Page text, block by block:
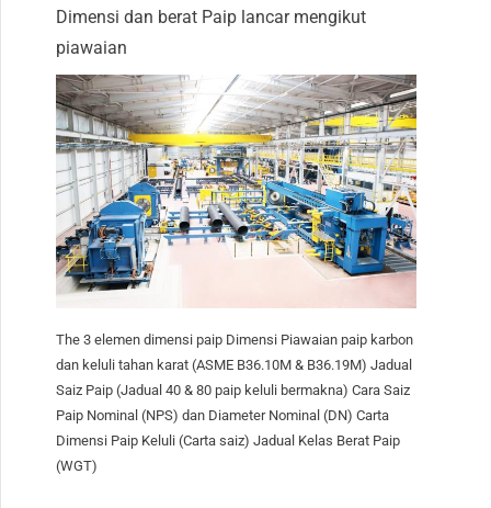
Dimensi dan berat Paip lancar mengikut
piawaian
The 3 elemen dimensi paip Dimensi Piawaian paip karbon
dan keluli tahan karat (ASME B36.10M & B36.19M) Jadual
Saiz Paip (Jadual 40 & 80 paip keluli bermakna) Cara Saiz
Paip Nominal (NPS) dan Diameter Nominal (DN) Carta
Dimensi Paip Keluli (Carta saiz) Jadual Kelas Berat Paip
(WGT)